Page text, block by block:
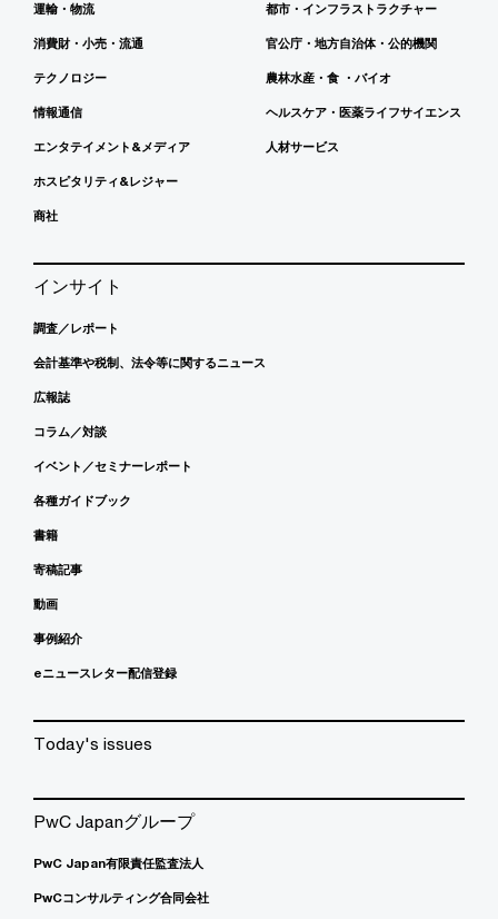
運輸・物流
消費財・小売・流通
テクノロジー
情報通信
エンタテイメント&メディア
ホスピタリティ&レジャー
商社
都市・インフラストラクチャー
官公庁・地方自治体・公的機関
農林水産・食 ・バイオ
ヘルスケア・医薬ライフサイエンス
人材サービス
インサイト
調査／レポート
会計基準や税制、法令等に関するニュース
広報誌
コラム／対談
イベント／セミナーレポート
各種ガイドブック
書籍
寄稿記事
動画
事例紹介
eニュースレター配信登録
Today's issues
PwC Japanグループ
PwC Japan有限責任監査法人
PwCコンサルティング合同会社